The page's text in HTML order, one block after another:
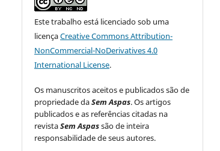
Este trabalho está licenciado sob uma
licençaCreative Commons Attribution-
NonCommercial-NoDerivatives 4.0
International License.
Os manuscritos aceitos e publicados são de
propriedade daSem Aspas. Os artigos
publicados e as referências citadas na
revistaSem Aspassão de inteira
responsabilidade de seus autores.